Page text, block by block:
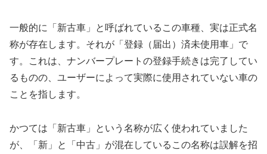
一般的に「新古車」と呼ばれているこの車種、実は正式名
称が存在します。それが「登録（届出）済未使用車」で
す。これは、ナンバープレートの登録手続きは完了してい
るものの、ユーザーによって実際に使用されていない車の
ことを指します。
かつては「新古車」という名称が広く使われていました
が、「新」と「中古」が混在しているこの名称は誤解を招